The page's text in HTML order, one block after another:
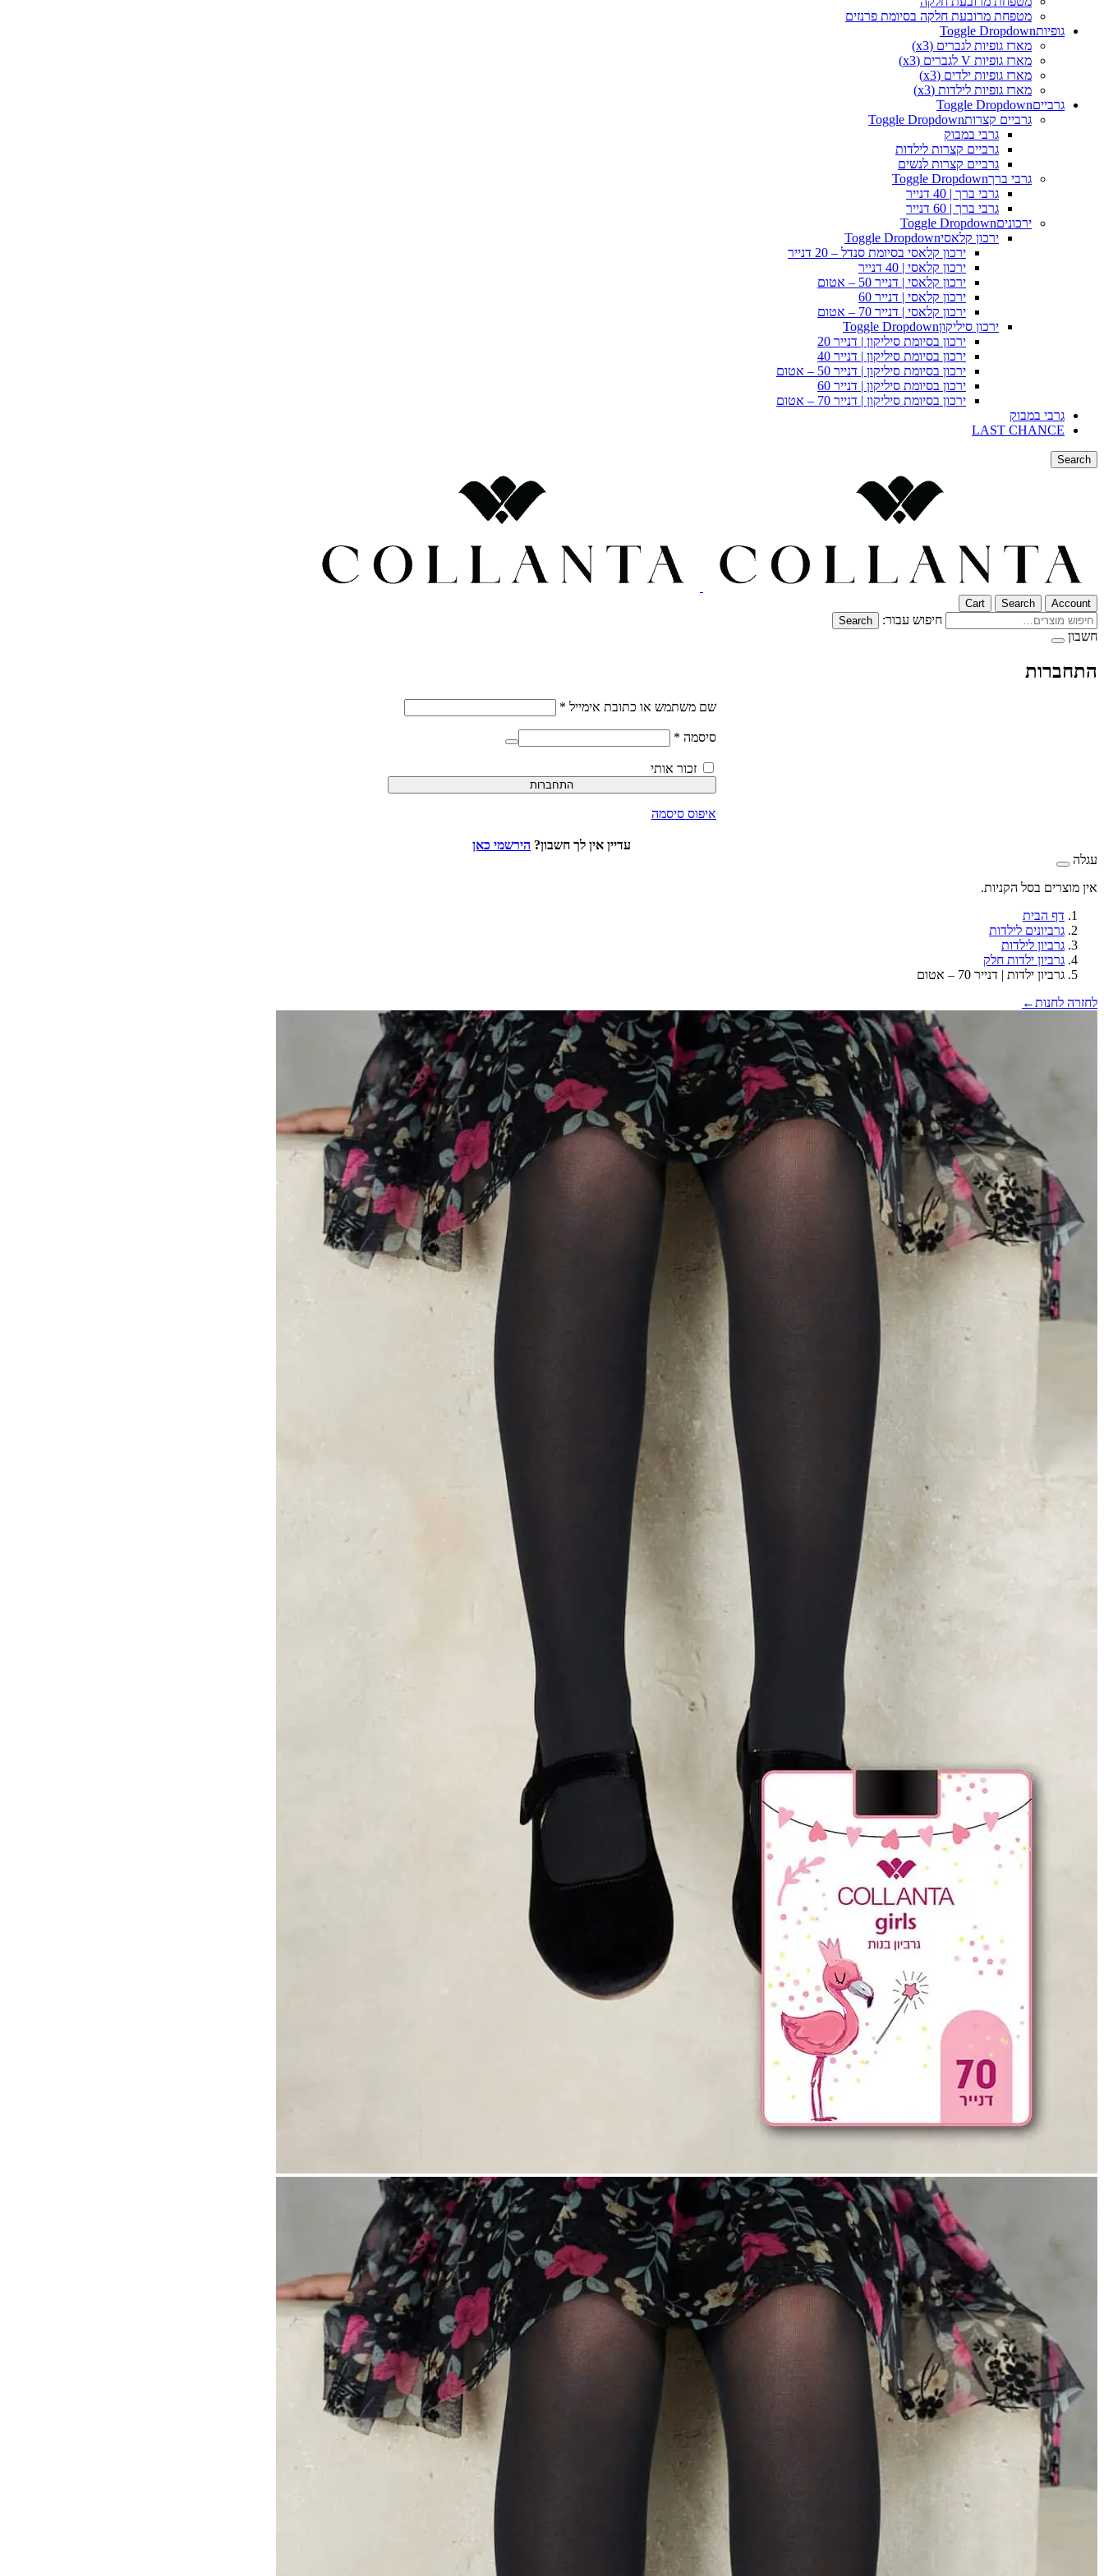
מטפחת מרובעת חלקה בסיומת פרנזים
גופיותToggle Dropdown
מארז גופיות לגברים (x3)
מארז גופיות V לגברים (x3)
מארז גופיות ילדים (x3)
מארז גופיות לילדות (x3)
גרבייםToggle Dropdown
גרביים קצרותToggle Dropdown
גרבי במבוק
גרביים קצרות לילדות
גרביים קצרות לנשים
גרבי ברךToggle Dropdown
גרבי ברך | 40 דנייר
גרבי ברך | 60 דנייר
ירכוניםToggle Dropdown
ירכון קלאסיToggle Dropdown
ירכון קלאסי בסיומת סנדל – 20 דנייר
ירכון קלאסי | 40 דנייר
ירכון קלאסי | דנייר 50 – אטום
ירכון קלאסי | דנייר 60
ירכון קלאסי | דנייר 70 – אטום
ירכון סיליקוןToggle Dropdown
ירכון בסיומת סיליקון | דנייר 20
ירכון בסיומת סיליקון | דנייר 40
ירכון בסיומת סיליקון | דנייר 50 – אטום
ירכון בסיומת סיליקון | דנייר 60
ירכון בסיומת סיליקון | דנייר 70 – אטום
גרבי במבוק
LAST CHANCE
Search
Account
Search
Cart
חיפוש עבור: Search
חשבון
התחברות
שם משתמש או כתובת אימייל *
סיסמה *
זכור אותי
התחברות
איפוס סיסמה
עדיין אין לך חשבון? הירשמי כאן
עגלה
אין מוצרים בסל הקניות.
דף הבית
גרביונים לילדות
גרביון לילדות
גרביון ילדות חלק
גרביון ילדות | דנייר 70 – אטום
לחזרה לחנות←